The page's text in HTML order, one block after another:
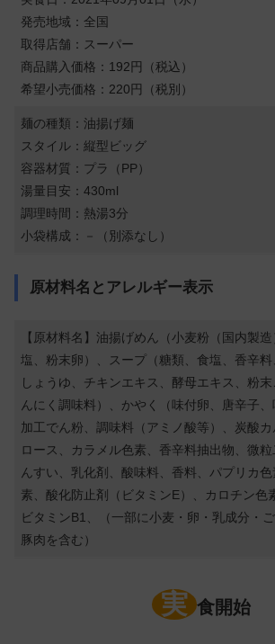
発売地域：全国
取得店舗：スーパー
商品購入価格：192円（税込）
希望小売価格：220円（税別）
麺の種類：油揚げ麺
スタイル：縦型ビッグ
容器材質：プラ（PP）
湯量目安：430ml
調理時間：熱湯3分
小袋構成：－（別添なし）
原材料名とアレルギー表示
【原材料名】油揚げめん（小麦粉（国内製
塩、粉末卵）、スープ（糖類、食塩、香辛料
しょうゆ、チキンエキス、酵母エキス、粉
んにく調味料）、かやく（味付卵、唐辛子
加工でん粉、調味料（アミノ酸等）、炭酸
ロース、カラメル色素、香辛料抽出物、微
んすい、乳化剤、酸味料、香料、パプリカ
素、酸化防止剤（ビタミンE）、カロチン色
ビタミンB1、（一部に小麦・卵・乳成分・
豚肉を含む）
実 食開始